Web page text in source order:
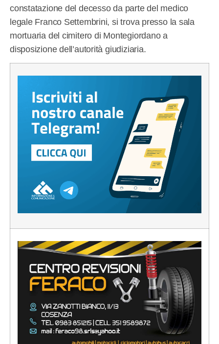
constatazione del decesso da parte del medico
legale Franco Settembrini, si trova presso la sala
mortuaria del cimitero di Montegiordano a
disposizione dell’autorità giudiziaria.